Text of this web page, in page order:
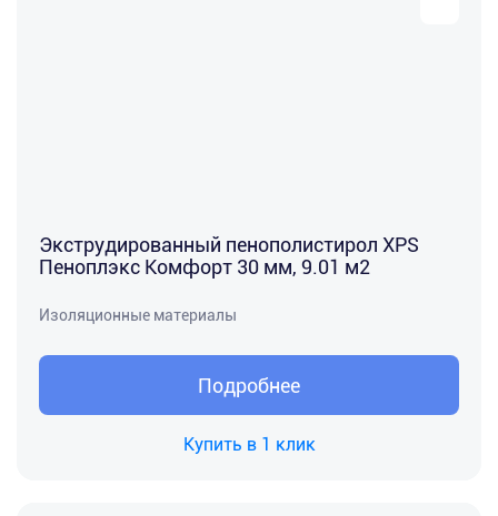
Экструдированный пенополистирол XPS
Пеноплэкс Комфорт 30 мм, 9.01 м2
Изоляционные материалы
Подробнее
Купить в 1 клик